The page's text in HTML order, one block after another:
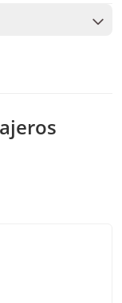
reservar con la
cupos.